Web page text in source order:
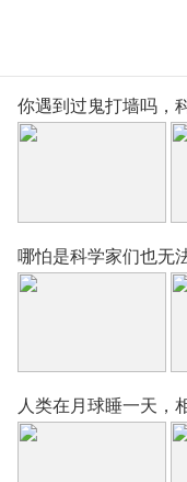
你遇到过鬼打墙吗，
哪怕是科学家们也无
人类在月球睡一天，